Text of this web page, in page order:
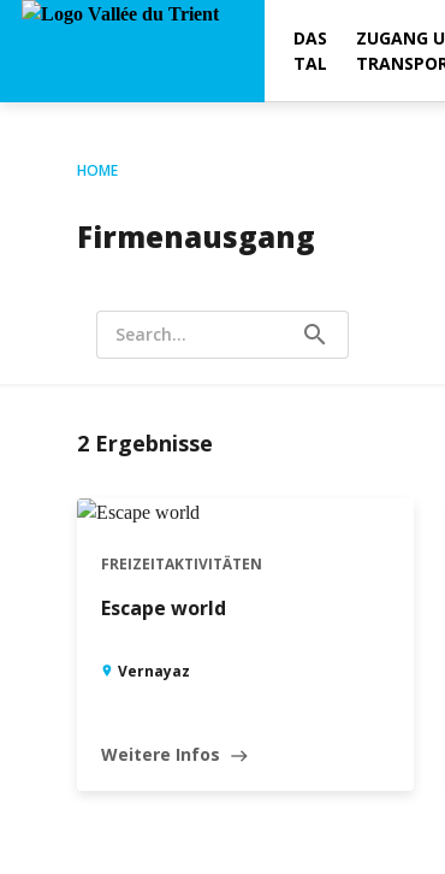
DAS
TAL
ZUGANG
HOME
Firmenausgang
search
Search...
2 Ergebnisse
FREIZEITAKTIVITÄTEN
Escape world
Vernayaz
Weitere Infos east